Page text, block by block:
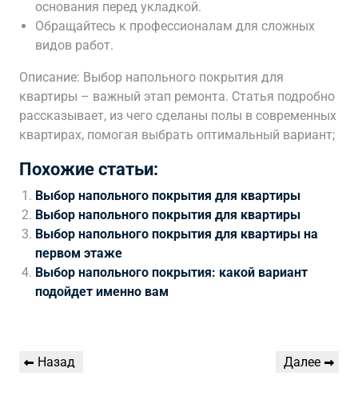
основания перед укладкой.
Обращайтесь к профессионалам для сложных
видов работ.
Описание: Выбор напольного покрытия для
квартиры – важный этап ремонта. Статья подробно
рассказывает, из чего сделаны полы в современных
квартирах, помогая выбрать оптимальный вариант;
Похожие статьи:
Выбор напольного покрытия для квартиры
Выбор напольного покрытия для квартиры
Выбор напольного покрытия для квартиры на
первом этаже
Выбор напольного покрытия: какой вариант
подойдет именно вам
Навигация
Предыдущая
Назад
Следующая
Далее